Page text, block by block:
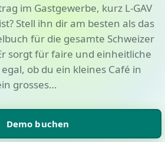
im Gastgewerbe, kurz L-GAV
Stell ihn dir am besten als das
für die gesamte Schweizer
sorgt für faire und einheitliche
ob du ein kleines Café in
grosses…
Demo buchen